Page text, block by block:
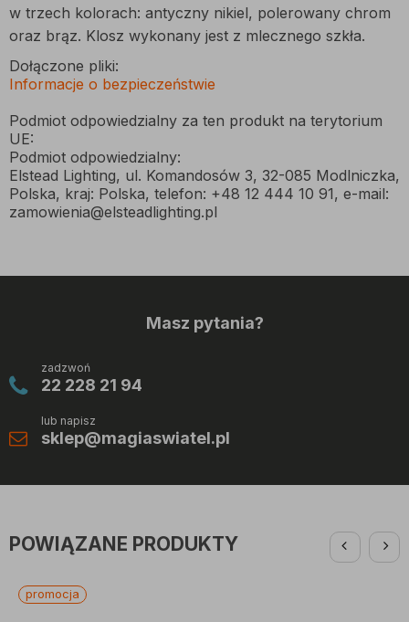
w trzech kolorach: antyczny nikiel, polerowany chrom
oraz brąz. Klosz wykonany jest z mlecznego szkła.
Dołączone pliki:
Informacje o bezpieczeństwie
Podmiot odpowiedzialny za ten produkt na terytorium
UE:
Podmiot odpowiedzialny:
Elstead Lighting, ul. Komandosów 3, 32-085 Modlniczka,
Polska, kraj: Polska, telefon: +48 12 444 10 91, e-mail:
zamowienia@elsteadlighting.pl
Masz pytania?
zadzwoń
22 228 21 94
lub napisz
sklep@magiaswiatel.pl
POWIĄZANE PRODUKTY
promocja